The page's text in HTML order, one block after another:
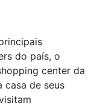
do país, o
center da
casa de seus